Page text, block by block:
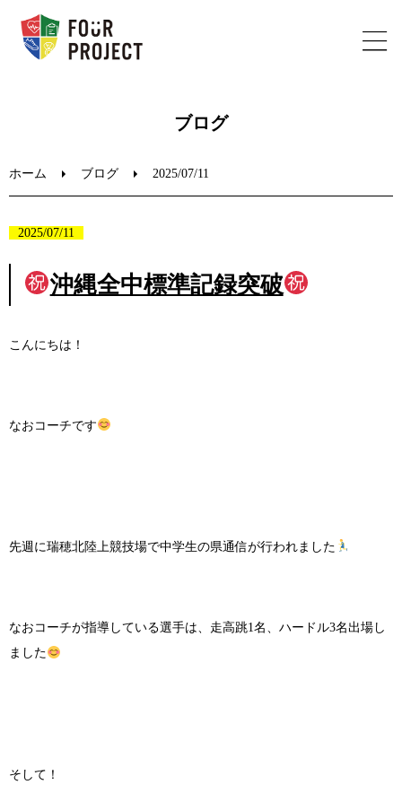
ブログ
ホーム ブログ 2025/07/11
2025/07/11
沖縄全中標準記録突破
こんにちは！
なおコーチです
先週に瑞穂北陸上競技場で中学生の県通信が行われました
なおコーチが指導している選手は、走高跳1名、ハードル3名出場し
ました
そして！